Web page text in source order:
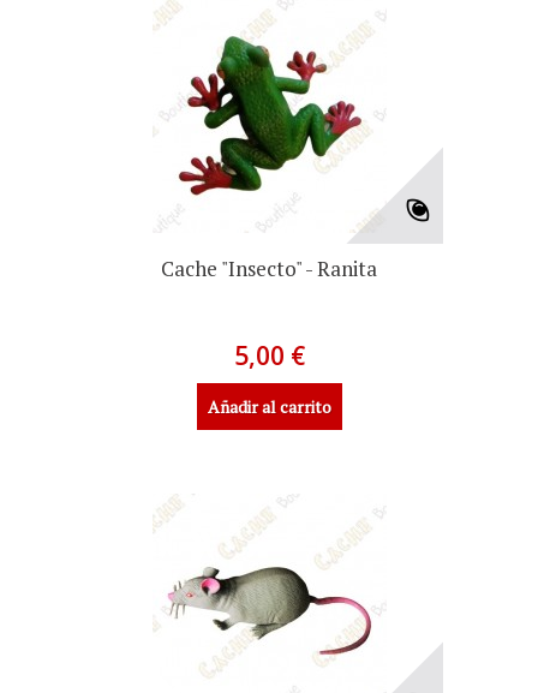
Cache "Insecto" - Ranita
5,00 €
Añadir al carrito